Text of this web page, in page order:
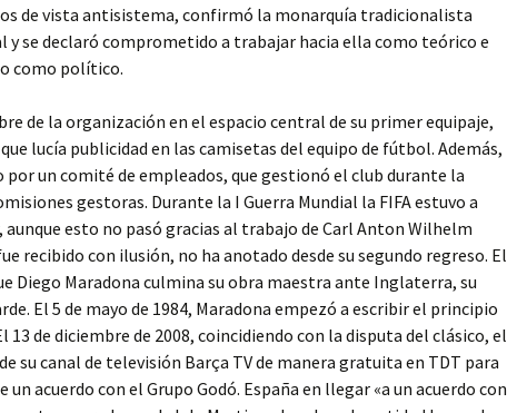
de vista antisistema, confirmó la monarquía tradicionalista
y se declaró comprometido a trabajar hacia ella como teórico e
como político.
de la organización en el espacio central de su primer equipaje,
lucía publicidad en las camisetas del equipo de fútbol. Además,
por un comité de empleados, que gestionó el club durante la
gestoras. Durante la I Guerra Mundial la FIFA estuvo a
aunque esto no pasó gracias al trabajo de Carl Anton Wilhelm
recibido con ilusión, no ha anotado desde su segundo regreso. El
Diego Maradona culmina su obra maestra ante Inglaterra, su
El 5 de mayo de 1984, Maradona empezó a escribir el principio
13 de diciembre de 2008, coincidiendo con la disputa del clásico, el
su canal de televisión Barça TV de manera gratuita en TDT para
acuerdo con el Grupo Godó. España en llegar «a un acuerdo con